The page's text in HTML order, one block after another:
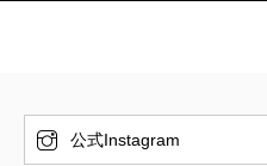
公式Instagram